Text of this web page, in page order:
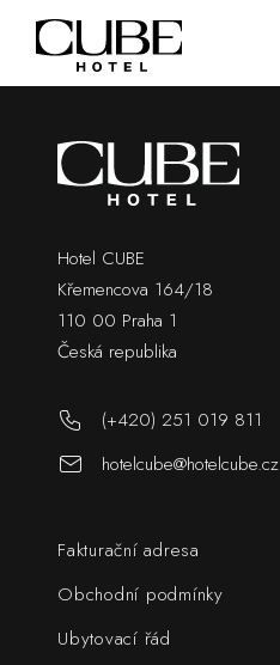
Hotel CUBE
Křemencova 164/18
110 00 Praha 1
Česká republika
(+420) 251 019 811
hotelcube@hotelcube.cz
Fakturační adresa
Obchodní podmínky
Ubytovací řád